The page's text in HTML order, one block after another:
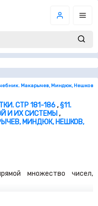
Макарычев, Миндюк, Нешков,
СТР 181-186,§11.
И ИХ СИСТЕМЫ,
МИНДЮК, НЕШКОВ,
множество чисел,